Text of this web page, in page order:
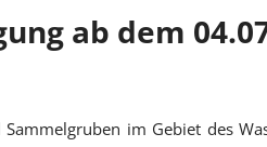
Öffnungszeiten
ab dem
im Gebiet des